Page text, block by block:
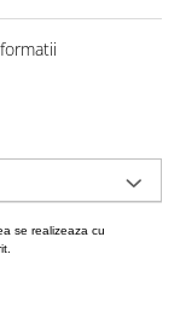
se realizeaza cu